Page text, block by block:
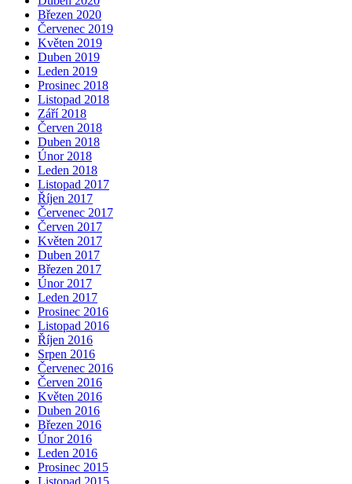
Březen 2020
Červenec 2019
Květen 2019
Duben 2019
Leden 2019
Prosinec 2018
Listopad 2018
Září 2018
Červen 2018
Duben 2018
Únor 2018
Leden 2018
Listopad 2017
Říjen 2017
Červenec 2017
Červen 2017
Květen 2017
Duben 2017
Březen 2017
Únor 2017
Leden 2017
Prosinec 2016
Listopad 2016
Říjen 2016
Srpen 2016
Červenec 2016
Červen 2016
Květen 2016
Duben 2016
Březen 2016
Únor 2016
Leden 2016
Prosinec 2015